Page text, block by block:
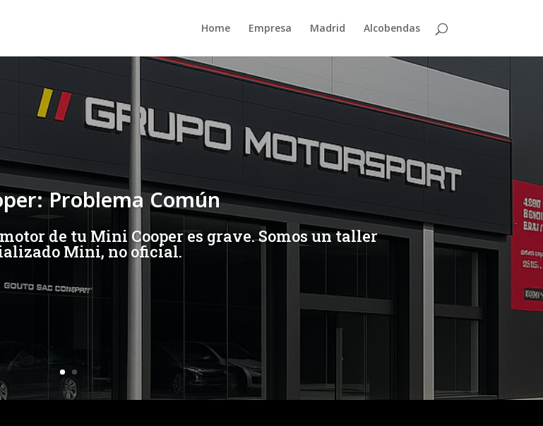
Home Empresa Madrid Alcobendas
Problema Común
de tu Mini Cooper es grave. Somos un taller
Mini, no oficial.